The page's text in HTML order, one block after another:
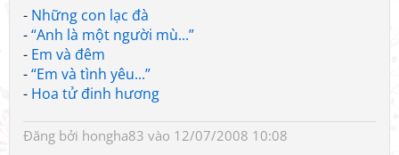
- Những con lạc đà
-“Anh là một người mù...”
- Em và đêm
-“Em và tình yêu...”
- Hoa tử đinh hương
Đăng bởi hongha83 vào 12/07/2008 10:08